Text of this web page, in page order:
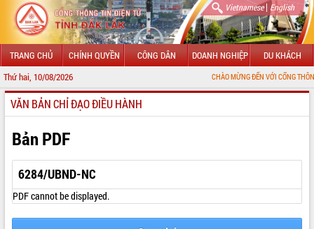
Vietnamese| English
TRANG CHỦ CHÍNH QUYỀN CÔNG DÂN DOANH NGHIỆP DU KHÁCH
Thứ hai, 10/08/2026 CHÀO MỪNG ĐẾN VỚI CỔNG THÔNG TIN ĐIỆN
GIỚI THIỆU
LÃNH ĐẠO UBND TỈNH
TIN TỨC SỰ KIỆN
SỞ, BAN, NGÀNH
UBND CÁC XÃ, PHƯỜNG
VĂN BẢN CHỈ ĐẠO ĐIỀU HÀNH
Bản PDF
6284/UBND-NC
PDF cannot be displayed.